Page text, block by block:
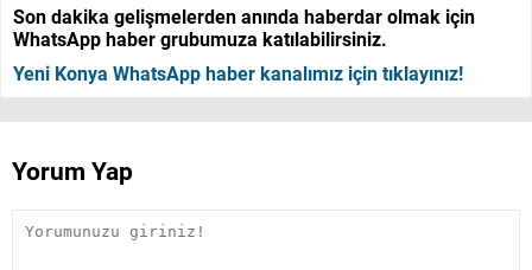
Son dakika gelişmelerden anında haberdar olmak için
WhatsApp haber grubumuza katılabilirsiniz.
Yeni Konya WhatsApp haber kanalımız için tıklayınız!
Yorum Yap